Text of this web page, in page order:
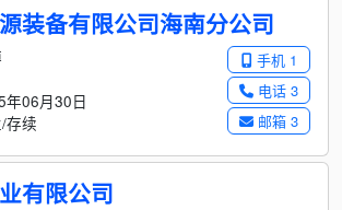
装备有限公司海南分公司
手机 1
电话 3
邮箱 3
年06月30日
存续
有限公司